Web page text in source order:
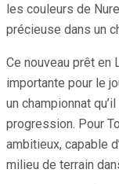
les couleurs de
précieuse dans un
Ce nouveau prêt en
importante pour le
un championnat
progression. Pour
ambitieux, capable
milieu de terrain